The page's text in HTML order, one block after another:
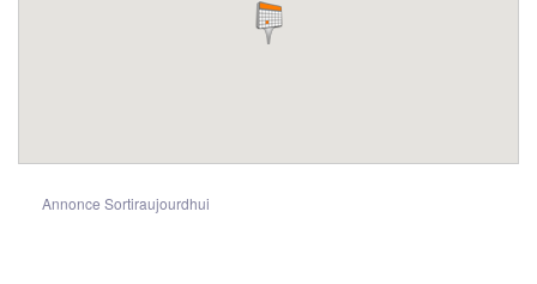
Annonce Sortiraujourdhui